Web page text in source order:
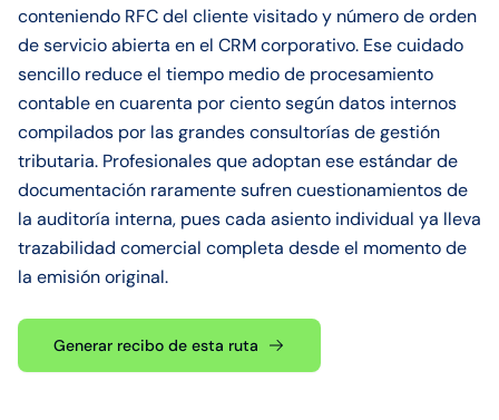
conteniendo RFC del cliente visitado y número de orden
de servicio abierta en el CRM corporativo. Ese cuidado
sencillo reduce el tiempo medio de procesamiento
contable en cuarenta por ciento según datos internos
compilados por las grandes consultorías de gestión
tributaria. Profesionales que adoptan ese estándar de
documentación raramente sufren cuestionamientos de
la auditoría interna, pues cada asiento individual ya lleva
trazabilidad comercial completa desde el momento de
la emisión original.
Generar recibo de esta ruta